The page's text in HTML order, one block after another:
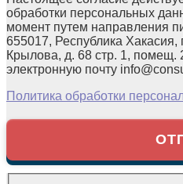
обработки персональных
момент путем направления
655017, Республика Хакасия,
Крылова, д. 68 стр. 1,
электронную почту
Политика обработки